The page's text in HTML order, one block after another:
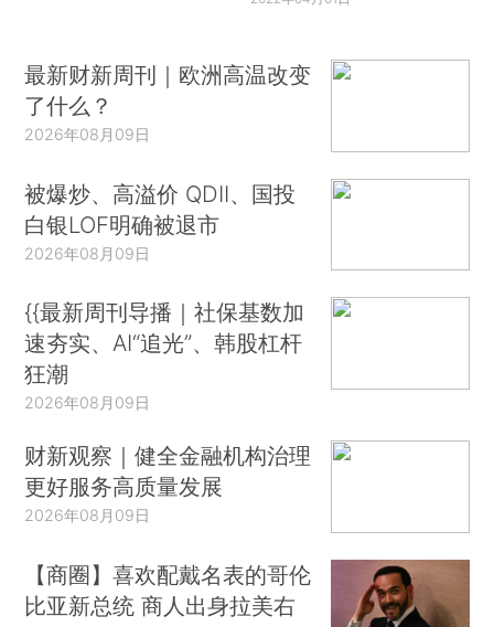
最新财新周刊｜欧洲高温改变
了什么？
2026年08月09日
被爆炒、高溢价 QDII、国投
白银LOF明确被退市
2026年08月09日
{{最新周刊导播｜社保基数加
速夯实、AI“追光”、韩股杠杆
狂潮
2026年08月09日
财新观察｜健全金融机构治理
更好服务高质量发展
2026年08月09日
【商圈】喜欢配戴名表的哥伦
比亚新总统 商人出身拉美右